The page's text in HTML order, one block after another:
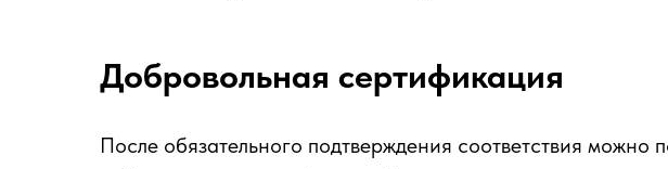
Добровольная сертификация
После обязательного подтверждения соответствия можно